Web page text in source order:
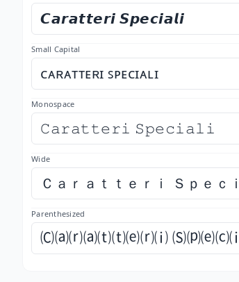
𝘾𝙖𝙧𝙖𝙩𝙩𝙚𝙧𝙞 𝙎𝙥𝙚𝙘𝙞𝙖𝙡𝙞
Small Capital
ᴄᴀʀᴀᴛᴛᴇʀɪ ꜱᴘᴇᴄɪᴀʟɪ
Monospace
𝙲𝚊𝚛𝚊𝚝𝚝𝚎𝚛𝚒 𝚂𝚙𝚎𝚌𝚒𝚊𝚕𝚒
Wide
Ｃａｒａｔｔｅｒｉ Ｓｐｅｃ
Parenthesized
🄒⒜⒭⒜⒯⒯⒠⒭⒤